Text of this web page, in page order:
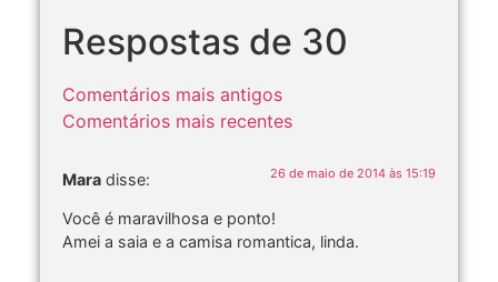
Respostas de 30
Comentários mais antigos
Comentários mais recentes
Mara disse: 26 de maio de 2014 às 15:19
Você é maravilhosa e ponto!
Amei a saia e a camisa romantica, linda.